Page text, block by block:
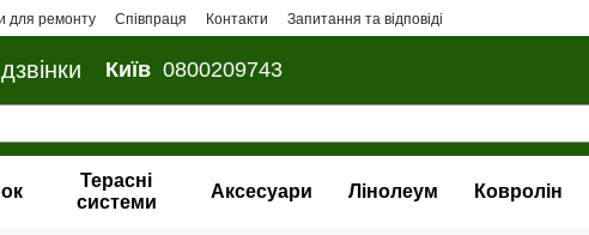
для ремонту Співпраця Контакти Запитання та відповіді
Київ 0800209743
Терасні
системи
Аксесуари Лінолеум Ковролін